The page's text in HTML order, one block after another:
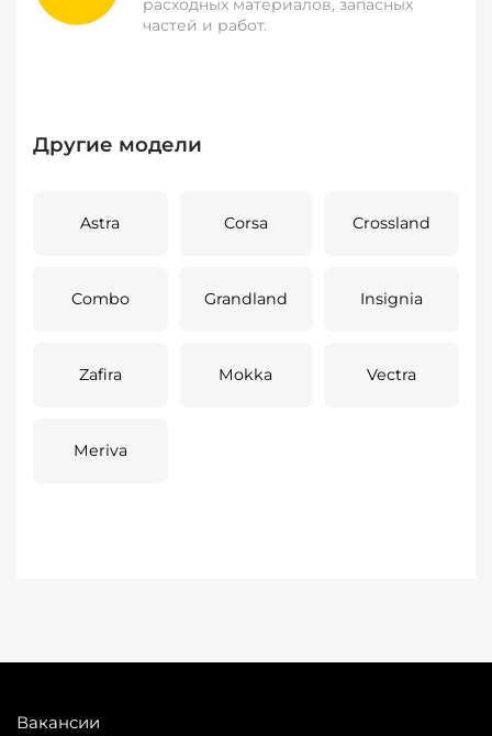
расходных материалов, запасных
частей и работ.
Другие модели
Astra Corsa Crossland
Combo Grandland Insignia
Zafira Mokka Vectra
Meriva
Вакансии